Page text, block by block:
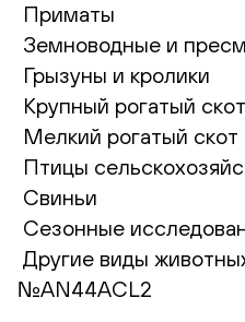
Приматы
Земноводные и
Грызуны и кролики
Крупный рогатый скот
Мелкий рогатый скот
Птицы
Свиньи
Сезонные
Другие виды
№AN44ACL2